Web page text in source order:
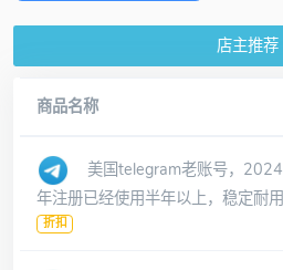
店主推荐
商品名称
美国telegram老账号，2024
年注册已经使用半年以上，稳定耐用
折扣